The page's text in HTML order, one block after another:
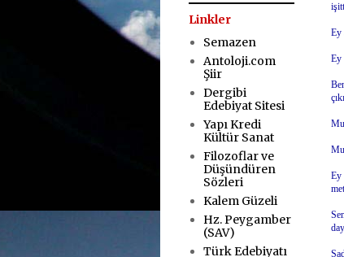
Ey
Ey
Ey
Linkler
Semazen
Antoloji.com
Şiir
Dergibi
Edebiyat Sitesi
Yapı Kredi
Kültür Sanat
Filozoflar ve
Düşündüren
Sözleri
Kalem Güzeli
Hz. Peygamber
(SAV)
Türk Edebiyatı